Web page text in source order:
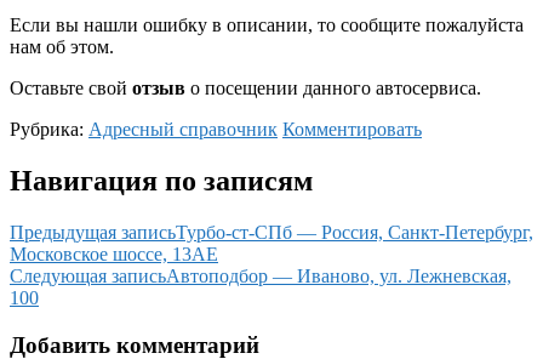
Если вы нашли ошибку в описании, то сообщите пожалуйста
нам об этом.
Оставьте свой отзыв о посещении данного автосервиса.
Рубрика: Адресный справочник Комментировать
Навигация по записям
Предыдущая записьТурбо-ст-СПб — Россия, Санкт-Петербург,
Московское шоссе, 13АЕ
Следующая записьАвтоподбор — Иваново, ул. Лежневская,
100
Добавить комментарий